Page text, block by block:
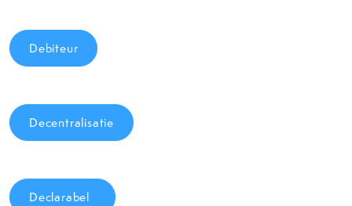
Debiteur
Decentralisatie
Declarabel